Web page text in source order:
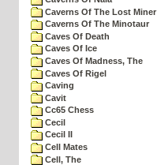
Caverns Of The Lost Miner
Caverns Of The Minotaur
Caves Of Death
Caves Of Ice
Caves Of Madness, The
Caves Of Rigel
Caving
Cavit
Cc65 Chess
Cecil
Cecil II
Cell Mates
Cell, The